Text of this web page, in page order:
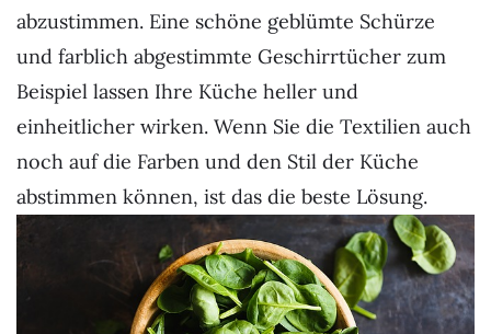
abzustimmen. Eine schöne geblümte Schürze
und farblich abgestimmte Geschirrtücher zum
Beispiel lassen Ihre Küche heller und
einheitlicher wirken. Wenn Sie die Textilien auch
noch auf die Farben und den Stil der Küche
abstimmen können, ist das die beste Lösung.